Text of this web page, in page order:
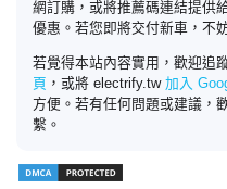
網訂購，或將推薦碼連結提供
優惠。若您即將交付新車，不
若覺得本站內容實用，歡迎追
頁 ，或將 electrify.tw 加入
方便。若有任何問題或建議，
繫。